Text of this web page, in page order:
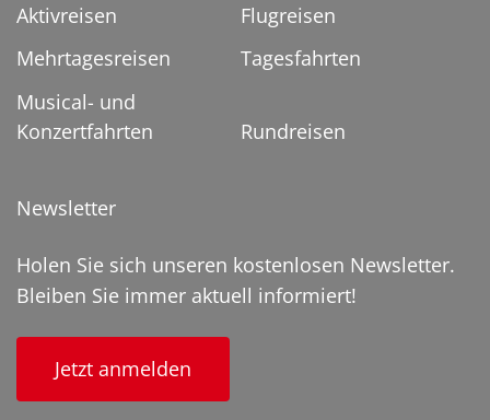
Aktivreisen
Flugreisen
Mehrtagesreisen
Tagesfahrten
Musical- und
Konzertfahrten
Rundreisen
Newsletter
Holen Sie sich unseren kostenlosen Newsletter.
Bleiben Sie immer aktuell informiert!
Jetzt anmelden